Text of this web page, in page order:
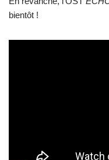
bientôt !